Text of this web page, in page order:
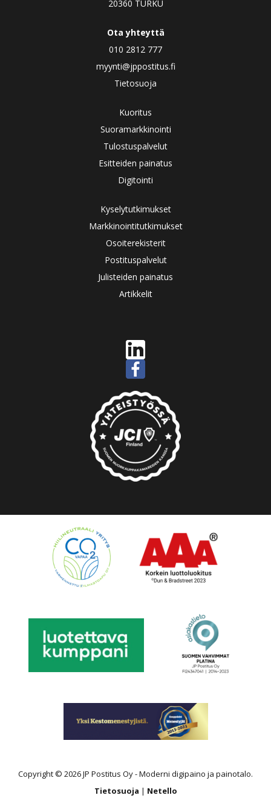
20360 TURKU
Ota yhteyttä
010 2812 777
myynti@jppostitus.fi
Tietosuoja
Kuoritus
Suoramarkkinointi
Tulostuspalvelut
Esitteiden painatus
Digitointi
Kyselytutkimukset
Markkinointitutkimukset
Osoiterekisterit
Postituspalvelut
Julisteiden painatus
Artikkelit
Copyright © 2026 JP Postitus Oy - Moderni digipaino ja painotalo.
Tietosuoja | Netello